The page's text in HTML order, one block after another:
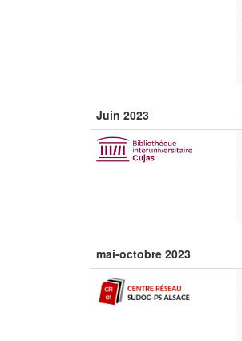
Juin 2023
mai-octobre 2023